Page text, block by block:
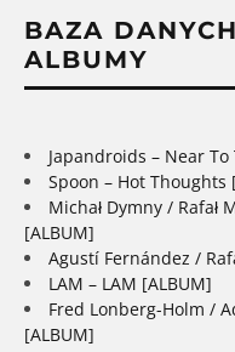
BAZA
ALBUMY
Japandroids – Near
Spoon – Hot Thoughts
Michał Dymny / Rafał
[ALBUM]
Agustí Fernández /
LAM – LAM [ALBUM]
Fred Lonberg-Holm /
[ALBUM]